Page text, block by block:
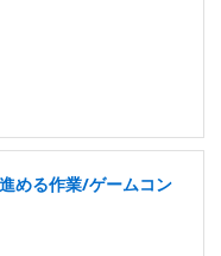
める作業/ゲームコン